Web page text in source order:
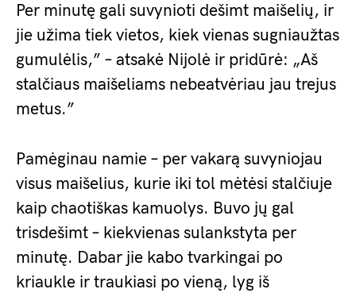
Per minutę gali suvynioti dešimt maišelių, ir
jie užima tiek vietos, kiek vienas sugniaužtas
gumulėlis,” – atsakė Nijolė ir pridūrė: „Aš
stalčiaus maišeliams nebeatvėriau jau trejus
metus.”
Pamėginau namie – per vakarą suvyniojau
visus maišelius, kurie iki tol mėtėsi stalčiuje
kaip chaotiškas kamuolys. Buvo jų gal
trisdešimt – kiekvienas sulankstyta per
minutę. Dabar jie kabo tvarkingai po
kriaukle ir traukiasi po vieną, lyg iš